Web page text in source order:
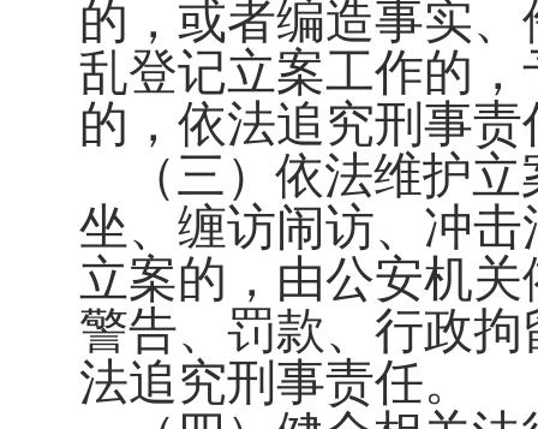
的，或者编造事实
乱登记立案工作的
的，依法追究刑事责
（三）依法维护
坐、缠访闹访、冲
立案的，由公安机
警告、罚款、行政
法追究刑事责任。